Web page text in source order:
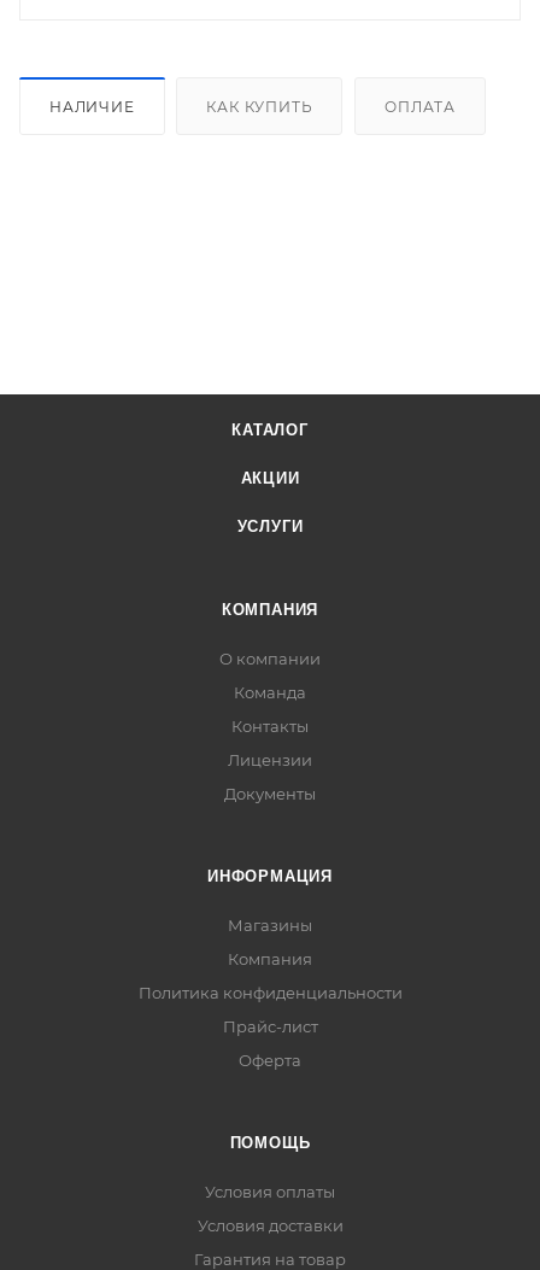
НАЛИЧИЕ КАК КУПИТЬ ОПЛАТА
КАТАЛОГ
АКЦИИ
УСЛУГИ
КОМПАНИЯ
О компании
Команда
Контакты
Лицензии
Документы
ИНФОРМАЦИЯ
Магазины
Компания
Политика конфиденциальности
Прайс-лист
Оферта
ПОМОЩЬ
Условия оплаты
Условия доставки
Гарантия на товар